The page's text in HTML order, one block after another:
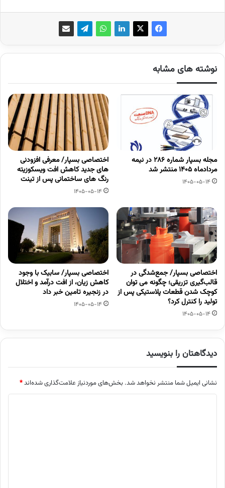
نوشته های مشابه
مجله بسپار شماره 286 در نیمه
مردادماه 1405 منتشر شد
1405-05-14
اختصاصی بسپار/ معرفی افزودنی
های جدید کاهش افت ویسکوزیته
رنگ های ساختمانی پس از تینت
1405-05-14
اختصاصی بسپار/ جمع‌شدگی در
قالب‌گیری تزریقی؛ چگونه می توان
کوچک شدن قطعات پلاستیکی پس از
تولید را کنترل کرد؟
1405-05-14
اختصاصی بسپار/ سابیک با وجود
کاهش زیان، از افت درآمد و اختلال
در زنجیره تامین خبر داد
1405-05-14
دیدگاهتان را بنویسید
نشانی ایمیل شما منتشر نخواهد شد. بخش‌های موردنیاز علامت‌گذاری شده‌اند*